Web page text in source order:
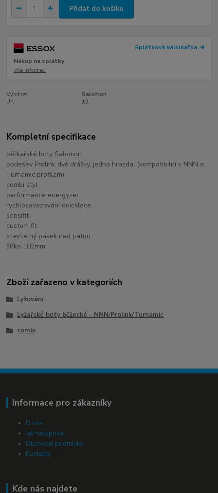
Přidat do košíku
Splátková kalkulačka
Nákup na splátky
Více informací
Výrobce:
Salomon
UK:
12
Kompletní specifikace
běžkařské boty Salomon
podešev Prolink dvě drážky, jedna hrazda, (kompatibilní s NNN a
Turnamic profilem)
combi styl
performance energyzer
rychlozavazování quicklace
sensifit
custom fit
stavitelný pásek nad patou
šířka 102mm
Zboží zařazeno v kategoriích
Lyžování
Lyžařské boty běžecké - NNN/Prolink/Turnamic
combi
Informace pro zákazníky
O nás
Jak nakupovat
Obchodní podmínky
Kontakty
Kde nás najdete